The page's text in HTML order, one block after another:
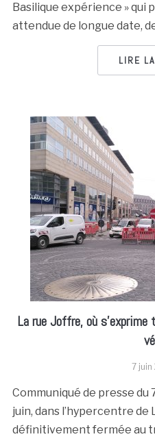
Basilique expérience »
attendue de longue date,
LIRE
La rue Joffre, où
7 juin
Communiqué de presse du
juin, dans l’hypercentre de
définitivement fermée au